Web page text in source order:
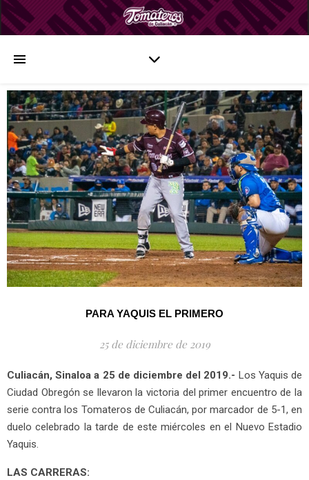
PARA YAQUIS EL PRIMERO
25 de diciembre de 2019
Culiacán, Sinaloa a 25 de diciembre del 2019.- Los Yaquis de
Ciudad Obregón se llevaron la victoria del primer encuentro de la
serie contra los Tomateros de Culiacán, por marcador de 5-1, en
duelo celebrado la tarde de este miércoles en el Nuevo Estadio
Yaquis.
LAS CARRERAS: